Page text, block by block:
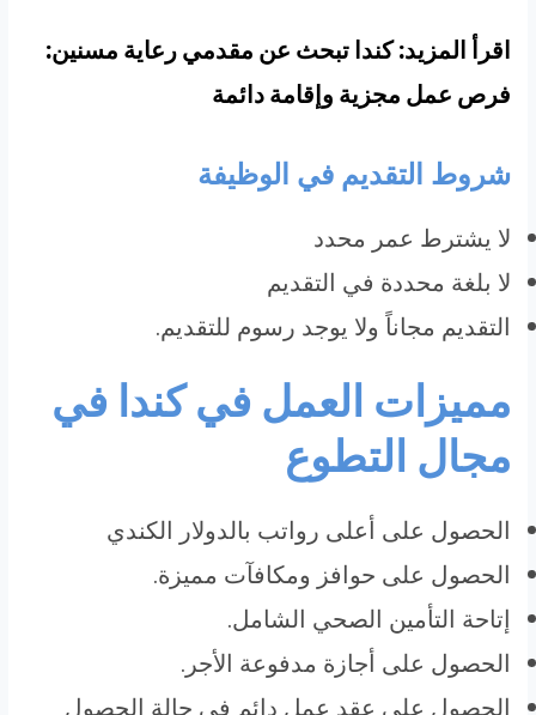
اقرأ المزيد: كندا تبحث عن مقدمي رعاية مسنين:
فرص عمل مجزية وإقامة دائمة
شروط التقديم في الوظيفة
لا يشترط عمر محدد
لا بلغة محددة في التقديم
التقديم مجاناً ولا يوجد رسوم للتقديم.
مميزات العمل في كندا في
مجال التطوع
الحصول على أعلى رواتب بالدولار الكندي
الحصول على حوافز ومكافآت مميزة.
إتاحة التأمين الصحي الشامل.
الحصول على أجازة مدفوعة الأجر.
الحصول على عقد عمل دائم في حالة الحصول